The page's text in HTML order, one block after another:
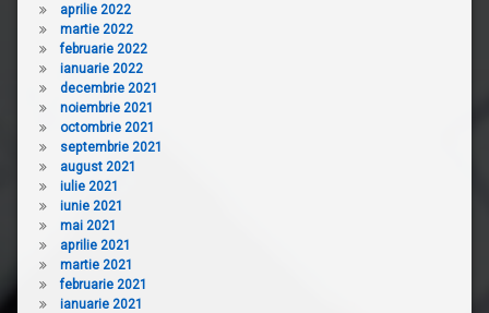
aprilie 2022
martie 2022
februarie 2022
ianuarie 2022
decembrie 2021
noiembrie 2021
octombrie 2021
septembrie 2021
august 2021
iulie 2021
iunie 2021
mai 2021
aprilie 2021
martie 2021
februarie 2021
ianuarie 2021